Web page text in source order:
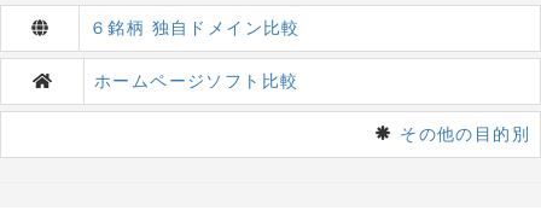
６銘柄 独自ドメイン比較
ホームページソフト比較
その他の目的別